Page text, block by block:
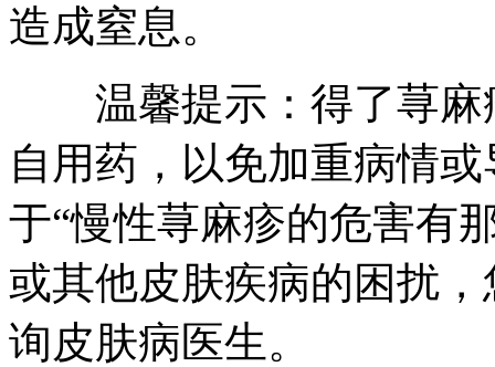
造成窒息。
温馨提示：得了荨麻
自用药，以免加重病情
于“慢性荨麻疹的危害有
或其他皮肤疾病的困扰
询皮肤病医生。